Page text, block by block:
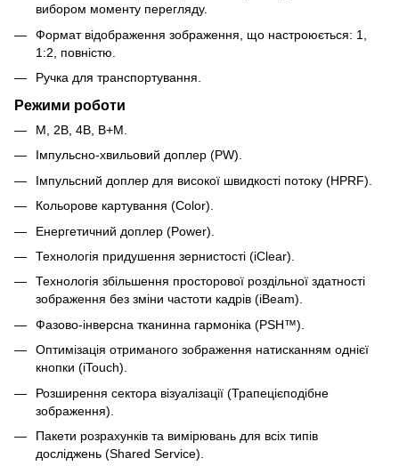
вибором моменту перегляду.
Формат відображення зображення, що настроюється: 1,
1:2, повністю.
Ручка для транспортування.
Режими роботи
М, 2B, 4B, B+M.
Імпульсно-хвильовий доплер (PW).
Імпульсний доплер для високої швидкості потоку (HPRF).
Кольорове картування (Color).
Енергетичний доплер (Power).
Технологія придушення зернистості (iClear).
Технологія збільшення просторової роздільної здатності
зображення без зміни частоти кадрів (iBeam).
Фазово-інверсна тканинна гармоніка (PSH™).
Оптимізація отриманого зображення натисканням однієї
кнопки (iTouch).
Розширення сектора візуалізації (Трапецієподібне
зображення).
Пакети розрахунків та вимірювань для всіх типів
досліджень (Shared Service).